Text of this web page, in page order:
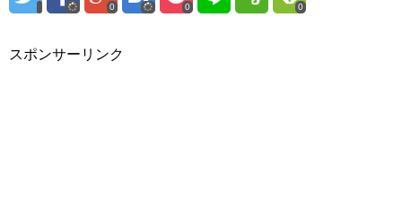
0 0 0
スポンサーリンク